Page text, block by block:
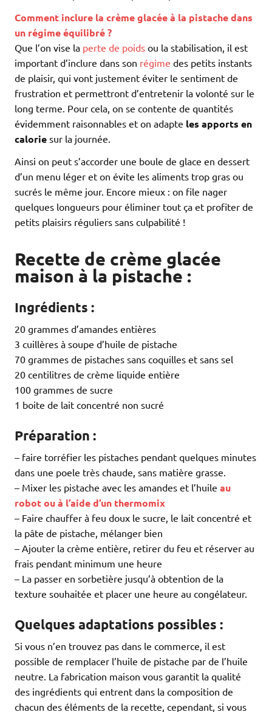
Comment inclure la crème glacée à la pistache dans
un régime équilibré ?
Que l’on vise la perte de poids ou la stabilisation, il est
important d’inclure dans son régime des petits instants
de plaisir, qui vont justement éviter le sentiment de
frustration et permettront d’entretenir la volonté sur le
long terme. Pour cela, on se contente de quantités
évidemment raisonnables et on adapte les apports en
calorie sur la journée.
Ainsi on peut s’accorder une boule de glace en dessert
d’un menu léger et on évite les aliments trop gras ou
sucrés le même jour. Encore mieux : on file nager
quelques longueurs pour éliminer tout ça et profiter de
petits plaisirs réguliers sans culpabilité !
Recette de crème glacée
maison à la pistache :
Ingrédients :
20 grammes d’amandes entières
3 cuillères à soupe d’huile de pistache
70 grammes de pistaches sans coquilles et sans sel
20 centilitres de crème liquide entière
100 grammes de sucre
1 boite de lait concentré non sucré
Préparation :
– faire torréfier les pistaches pendant quelques minutes
dans une poele très chaude, sans matière grasse.
– Mixer les pistache avec les amandes et l’huile au
robot ou à l’aide d’un thermomix
– Faire chauffer à feu doux le sucre, le lait concentré et
la pâte de pistache, mélanger bien
– Ajouter la crème entière, retirer du feu et réserver au
frais pendant minimum une heure
– La passer en sorbetière jusqu’à obtention de la
texture souhaitée et placer une heure au congélateur.
Quelques adaptations possibles :
Si vous n’en trouvez pas dans le commerce, il est
possible de remplacer l’huile de pistache par de l’huile
neutre. La fabrication maison vous garantit la qualité
des ingrédients qui entrent dans la composition de
chacun des éléments de la recette, cependant, si vous